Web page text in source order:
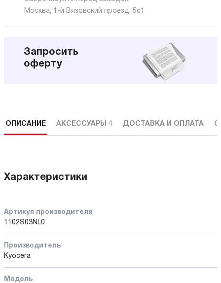
Москва, 1-й Вязовский проезд, 5с1
Запросить
оферту
ОПИСАНИЕ АКСЕССУАРЫ 4 ДОСТАВКА И ОПЛАТА
Характеристики
Артикул производителя
1102S03NL0
Производитель
Kyocera
Модель